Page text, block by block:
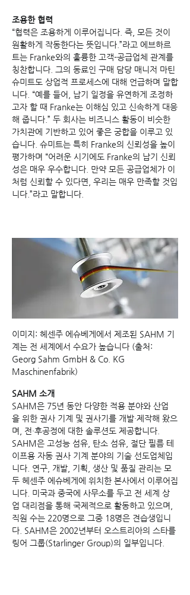
조용한 협력
“협력은 조용하게 이루어집니다. 즉, 모든 것이
원활하게 작동한다는 뜻입니다.”라고 에브하르
트는 Franke와의 훌륭한 고객-공급업체 관계를
칭찬합니다. 그의 동료인 구매 담당 매니저 마틴
슈미트도 상업적 프로세스에 대해 언급하며 말합
니다. “예를 들어, 납기 일정을 유연하게 조정하
고자 할 때 Franke는 이해심 있고 신속하게 대응
해 줍니다.” 두 회사는 비즈니스 활동이 비슷한
가치관에 기반하고 있어 좋은 궁합을 이루고 있
습니다. 슈미트는 특히 Franke의 신뢰성을 높이
평가하며 “어려운 시기에도 Franke의 납기 신뢰
성은 매우 우수합니다. 만약 모든 공급업체가 이
처럼 신뢰할 수 있다면, 우리는 매우 만족할 것입
니다.”라고 말합니다.
이미지: 헤센주 에슈베게에서 제조된 SAHM 기
계는 전 세계에서 수요가 높습니다 (출처:
Georg Sahm GmbH & Co. KG
Maschinenfabrik)
SAHM 소개
SAHM은 75년 동안 다양한 적용 분야와 산업
을 위한 권사 기계 및 권사기를 개발·제작해 왔으
며, 전·후공정에 대한 솔루션도 제공합니다.
SAHM은 고성능 섬유, 탄소 섬유, 절단 필름 테
이프용 자동 권사 기계 분야의 기술 선도업체입
니다. 연구, 개발, 기획, 생산 및 품질 관리는 모
두 헤센주 에슈베게에 위치한 본사에서 이루어집
니다. 미국과 중국에 사무소를 두고 전 세계 상
업 대리점을 통해 국제적으로 활동하고 있으며,
직원 수는 220명으로 그중 18명은 견습생입니
다. SAHM은 2002년부터 오스트리아의 스타를
링어 그룹(Starlinger Group)의 일부입니다.